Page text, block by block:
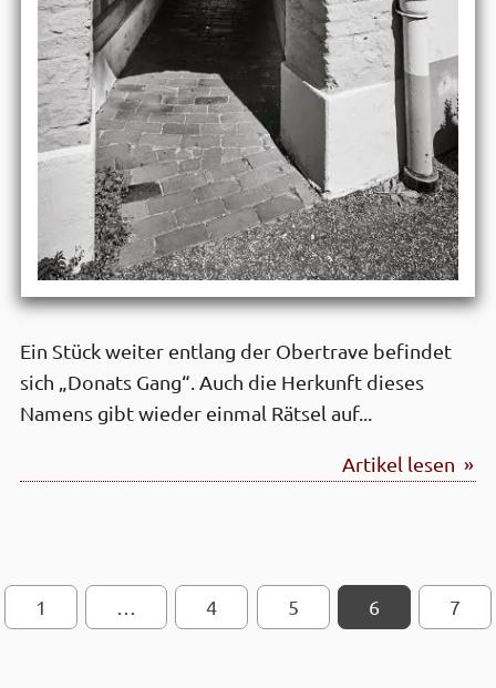
Ein Stück weiter entlang der Obertrave befindet
sich „Donats Gang“. Auch die Herkunft dieses
Namens gibt wieder einmal Rätsel auf...
Artikel lesen »
SEITEN-NAVIGATION
1 … 4 5 6 7